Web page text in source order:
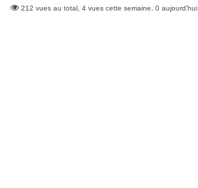
212 vues au total, 4 vues cette semaine, 0 aujourd'hui